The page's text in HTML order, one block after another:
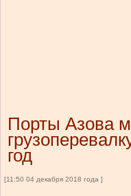
Порты Азова
год
[11:50 04 декабря 2018 года ]